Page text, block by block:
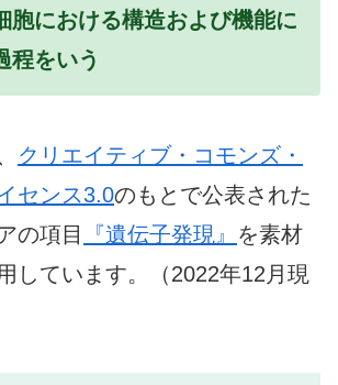
胞における構造および機能に
程をいう
クリエイティブ・コモンズ・
センス3.0のもとで公表された
の項目
『遺伝子発現』 を素材
しています。（2022年12月現